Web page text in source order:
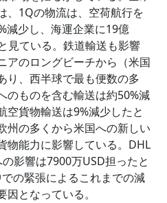
、1Qの物流は、空荷航行を
減少し、海運企業に19億
見ている。鉄道輸送も影響
アのロングビーチから（米国
り、西半球で最も便数の多
のものを含む輸送は約50%減
空貨物輸送は9%減少したと
州の多くから米国への新しい
物能力に影響している。DHL
影響は7900万USD担ったと
の緊張によるこれまでの減
となっている。